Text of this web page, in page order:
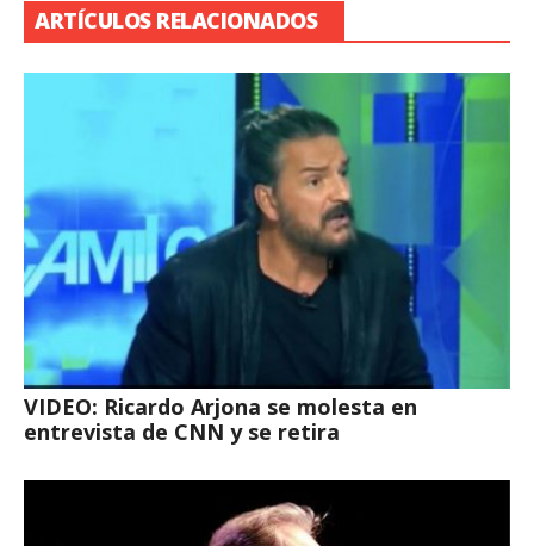
ARTÍCULOS RELACIONADOS
VIDEO: Ricardo Arjona se molesta en
entrevista de CNN y se retira